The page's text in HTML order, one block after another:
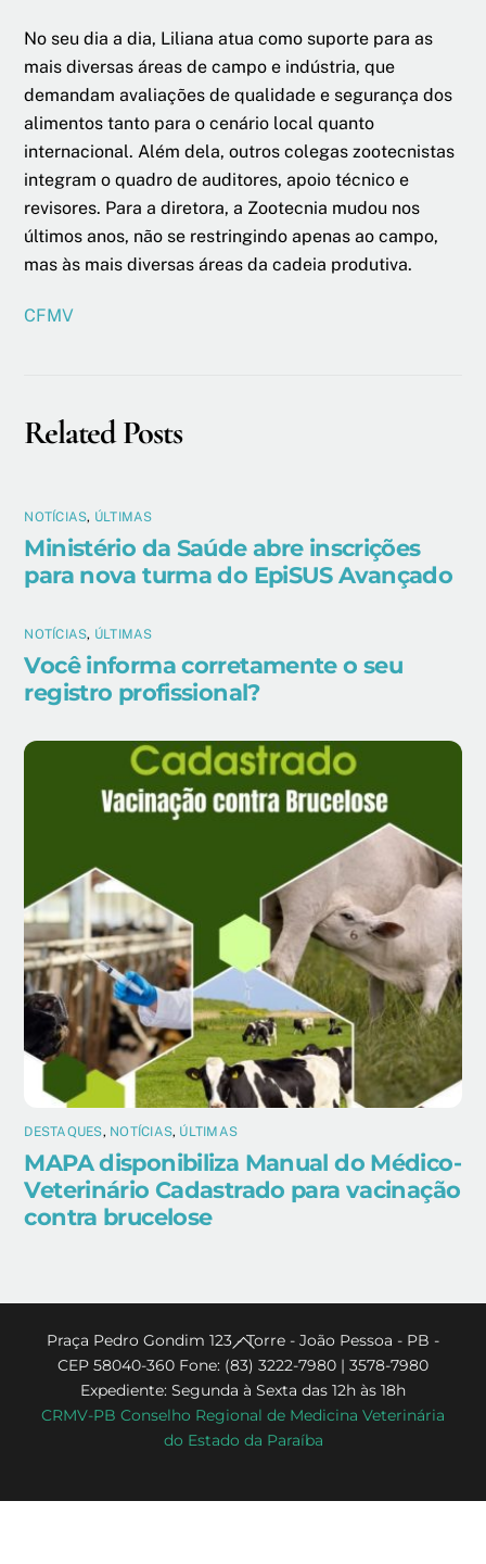
No seu dia a dia, Liliana atua como suporte para as
mais diversas áreas de campo e indústria, que
demandam avaliações de qualidade e segurança dos
alimentos tanto para o cenário local quanto
internacional. Além dela, outros colegas zootecnistas
integram o quadro de auditores, apoio técnico e
revisores. Para a diretora, a Zootecnia mudou nos
últimos anos, não se restringindo apenas ao campo,
mas às mais diversas áreas da cadeia produtiva.
CFMV
Related Posts
NOTÍCIAS, ÚLTIMAS
Ministério da Saúde abre inscrições
para nova turma do EpiSUS Avançado
NOTÍCIAS, ÚLTIMAS
Você informa corretamente o seu
registro profissional?
DESTAQUES, NOTÍCIAS, ÚLTIMAS
MAPA disponibiliza Manual do Médico-
Veterinário Cadastrado para vacinação
contra brucelose
Back
To
Top
Praça Pedro Gondim 123 - Torre - João Pessoa - PB -
CEP 58040-360 Fone: (83) 3222-7980 | 3578-7980
Expediente: Segunda à Sexta das 12h às 18h
CRMV-PB Conselho Regional de Medicina Veterinária
do Estado da Paraíba